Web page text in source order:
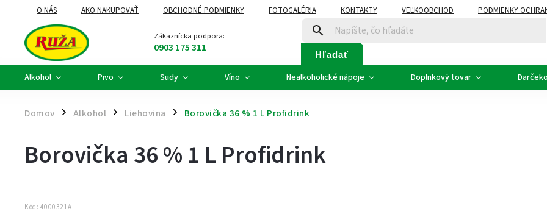
O NÁS AKO NAKUPOVAŤ OBCHODNÉ PODMIENKY FOTOGALÉRIA KONTAKTY VEĽKOOBCHOD PODMIENKY
DARČEKOVÉ KOŠE A FIREMNÉ DARČEKY
SVADOBNÉ VÍNO - ETIKETY
PLÁN ROZVOZU
Zákaznícka podpora:
0903 175 311 Hľadať
Alkohol Pivo Sudy Víno Nealkoholické nápoje Doplnkový tovar
Domov / Alkohol / Liehovina / Borovička 36 % 1 L Profidrink
Borovička 36 % 1 L Profidrink
Kód: 4000321AL